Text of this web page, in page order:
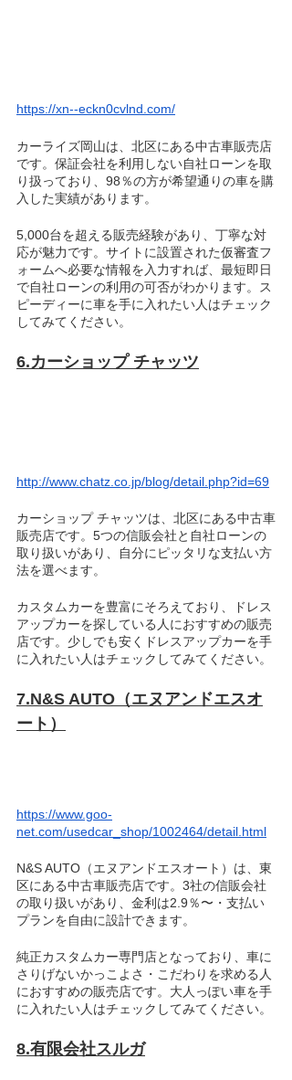
https://xn--eckn0cvlnd.com/
カーライズ岡山は、北区にある中古車販売店
です。保証会社を利用しない自社ローンを取
り扱っており、98％の方が希望通りの車を購
入した実績があります。
5,000台を超える販売経験があり、丁寧な対
応が魅力です。サイトに設置された仮審査フ
ォームへ必要な情報を入力すれば、最短即日
で自社ローンの利用の可否がわかります。ス
ピーディーに車を手に入れたい人はチェック
してみてください。
6.カーショップ チャッツ
http://www.chatz.co.jp/blog/detail.php?id=69
カーショップ チャッツは、北区にある中古車
販売店です。5つの信販会社と自社ローンの
取り扱いがあり、自分にピッタリな支払い方
法を選べます。
カスタムカーを豊富にそろえており、ドレス
アップカーを探している人におすすめの販売
店です。少しでも安くドレスアップカーを手
に入れたい人はチェックしてみてください。
7.N&S AUTO（エヌアンドエスオ
ート）
https://www.goo-
net.com/usedcar_shop/1002464/detail.html
N&S AUTO（エヌアンドエスオート）は、東
区にある中古車販売店です。3社の信販会社
の取り扱いがあり、金利は2.9％〜・支払い
プランを自由に設計できます。
純正カスタムカー専門店となっており、車に
さりげないかっこよさ・こだわりを求める人
におすすめの販売店です。大人っぽい車を手
に入れたい人はチェックしてみてください。
8.有限会社スルガ